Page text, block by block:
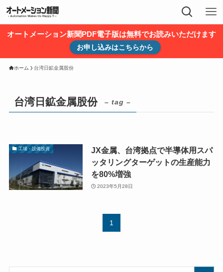
オートメーション新聞PDF電子版は無料でお読みいただけます
お申し込みはこちらから
ホーム 台湾日鉱金属股份
台湾日鉱金属股份 – tag –
工場・設備投資
JX金属、台湾拠点で半導体用スパ
ッタリングターゲットの生産能力
を80%増強
2023年5月28日
1